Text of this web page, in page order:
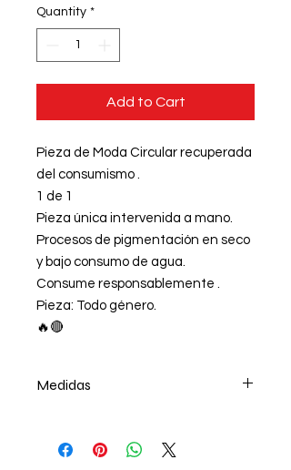
Quantity *
Add to Cart
Pieza de Moda Circular recuperada
del consumismo .
1 de 1
Pieza única intervenida a mano.
Procesos de pigmentación en seco
y bajo consumo de agua.
Consume responsablemente .
Pieza: Todo género.
🔥🔴
Medidas
Medida C (MANGA): 62 cm